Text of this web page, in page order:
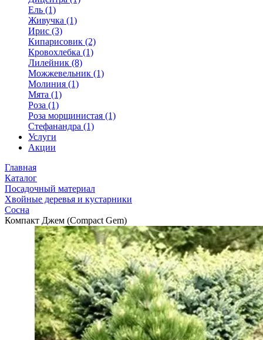
Ель (1)
Живучка (1)
Ирис (3)
Кипарисовик (2)
Кровохлебка (1)
Лилейник (8)
Можжевельник (1)
Молиния (1)
Мята (1)
Роза (1)
Роза морщинистая (1)
Стефанандра (1)
Услуги
Акции
Главная
Каталог
Посадочный материал
Хвойные деревья и кустарники
Сосна
Компакт Джем (Compact Gem)